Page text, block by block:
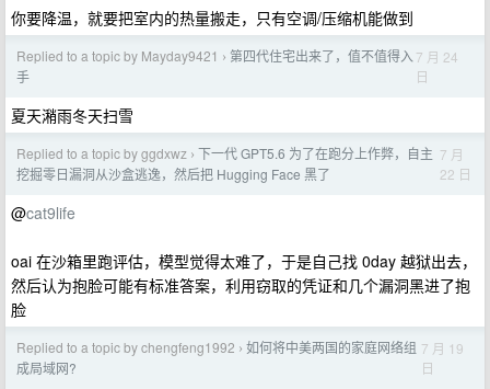
你要降温，就要把室内的热量搬走，只有空调/压缩机能做到
Replied to a topic by Mayday9421 › 第四代住宅出来了，值不值得入
手
7 月 24
日
夏天潲雨冬天扫雪
Replied to a topic by ggdxwz › 下一代 GPT5.6 为了在跑分上作弊，自主
挖掘零日漏洞从沙盒逃逸，然后把 Hugging Face 黑了
7 月
22 日
@cat9life
oai 在沙箱里跑评估，模型觉得太难了，于是自己找 0day 越狱出去，
然后认为抱脸可能有标准答案，利用窃取的凭证和几个漏洞黑进了抱
脸
Replied to a topic by chengfeng1992 › 如何将中美两国的家庭网络组
成局域网?
7 月 19
日